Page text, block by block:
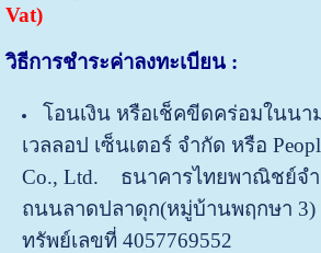
Vat)
วิธีการชำระค่าลงทะเบียน:
โอนเงิน หรือเช็คขีดคร่อมในนา
เวลลอป เซ็นเตอร์ จำกัด หรือ
Co., Ltd. ธนาคารไทยพาณิชย์จ
ถนนลาดปลาดุก(หมู่บ้านพฤกษา
ทรัพย์เลขที่ 4057769552